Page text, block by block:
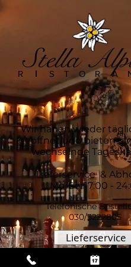
R I S T O R A
Stella
Wir haben wieder
geöffnet und bieten
wechselnde
Lieferservice &
Mo-So: 17:00 -
Telefonische
030/3222805
Lieferservice